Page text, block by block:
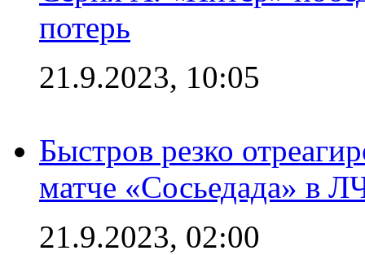
потерь
21.9.2023, 10:05
Быстров резко
матче «Сосьедада» в
21.9.2023, 02:00